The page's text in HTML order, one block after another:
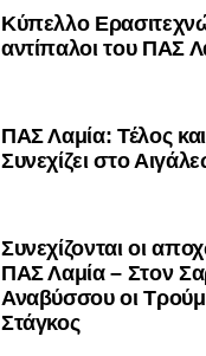
Κύπελλο
αντίπαλοι του ΠΑΣ
ΠΑΣ Λαμία: Τέλος
Συνεχίζει στο
Συνεχίζονται οι
ΠΑΣ Λαμία – Στον
Αναβύσσου οι
Στάγκος